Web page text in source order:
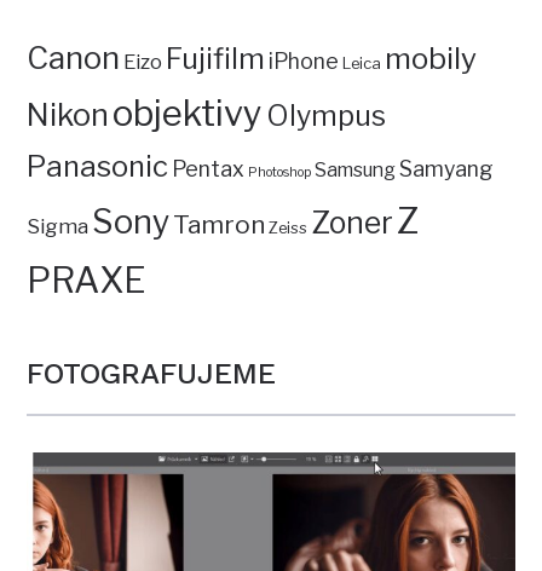
Canon Eizo Fujifilm iPhone Leica mobily
Nikon objektivy Olympus
Panasonic Pentax Photoshop SamsungSamyang
Sigma SonyTamron Zeiss ZonerZ
PRAXE
FOTOGRAFUJEME